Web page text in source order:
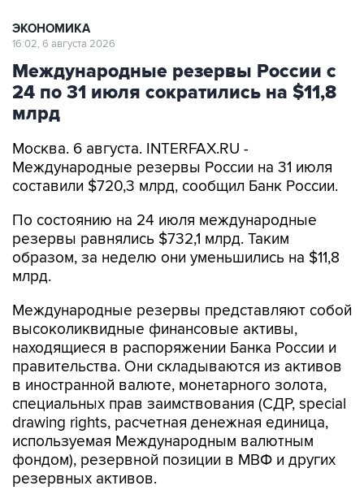
ЭКОНОМИКА
16:02, 6 августа 2026
Международные резервы России с
24 по 31 июля сократились на $11,8
млрд
Москва. 6 августа. INTERFAX.RU -
Международные резервы России на 31 июля
составили $720,3 млрд, сообщил Банк России.
По состоянию на 24 июля международные
резервы равнялись $732,1 млрд. Таким
образом, за неделю они уменьшились на $11,8
млрд.
Международные резервы представляют собой
высоколиквидные финансовые активы,
находящиеся в распоряжении Банка России и
правительства. Они складываются из активов
в иностранной валюте, монетарного золота,
специальных прав заимствования (СДР, special
drawing rights, расчетная денежная единица,
используемая Международным валютным
фондом), резервной позиции в МВФ и других
резервных активов.